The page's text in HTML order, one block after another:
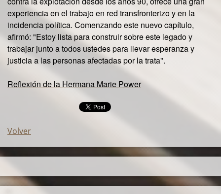
experiencia en el trabajo en red transfronterizo y en la
incidencia política. Comenzando este nuevo capítulo,
afirmó: "Estoy lista para construir sobre este legado y
trabajar junto a todos ustedes para llevar esperanza y
justicia a las personas afectadas por la trata".
Reflexión de la Hermana Marie Power
Volver